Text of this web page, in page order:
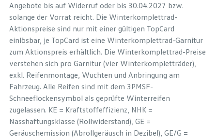
Angebote bis auf Widerruf oder bis 30.04.2027 bzw.
solange der Vorrat reicht. Die Winterkomplettrad-
Aktionspreise sind nur mit einer gültigen TopCard
einlösbar, je TopCard ist eine Winterkomplettrad-Garnitur
zum Aktionspreis erhältlich. Die Winterkomplettrad-Preise
verstehen sich pro Garnitur (vier Winterkompletträder),
exkl. Reifenmontage, Wuchten und Anbringung am
Fahrzeug. Alle Reifen sind mit dem 3PMSF-
Schneeflockensymbol als geprüfte Winterreifen
zugelassen. KE = Kraftstoffeffizienz, NHK =
Nasshaftungsklasse (Rollwiderstand), GE =
Geräuschemission (Abrollgeräusch in Dezibel), GE/G =